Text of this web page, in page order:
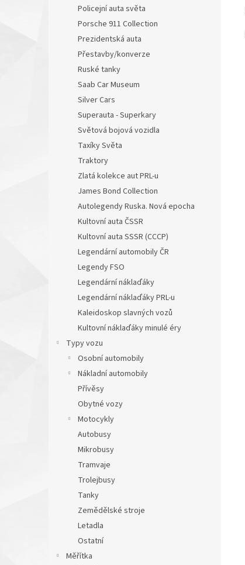
Policejní auta světa
Porsche 911 Collection
Prezidentská auta
Přestavby/konverze
Ruské tanky
Saab Car Museum
Silver Cars
Superauta - Superkary
Světová bojová vozidla
Taxíky Světa
Traktory
Zlatá kolekce aut PRL-u
James Bond Collection
Autolegendy Ruska. Nová epocha
Kultovní auta ČSSR
Kultovní auta SSSR (CCCP)
Legendární automobily ČR
Legendy FSO
Legendární náklaďáky
Legendární náklaďáky PRL-u
Kaleidoskop slavných vozů
Kultovní náklaďáky minulé éry
Typy vozu
Osobní automobily
Nákladní automobily
Přívěsy
Obytné vozy
Motocykly
Autobusy
Mikrobusy
Tramvaje
Trolejbusy
Tanky
Zemědělské stroje
Letadla
Ostatní
Měřítka